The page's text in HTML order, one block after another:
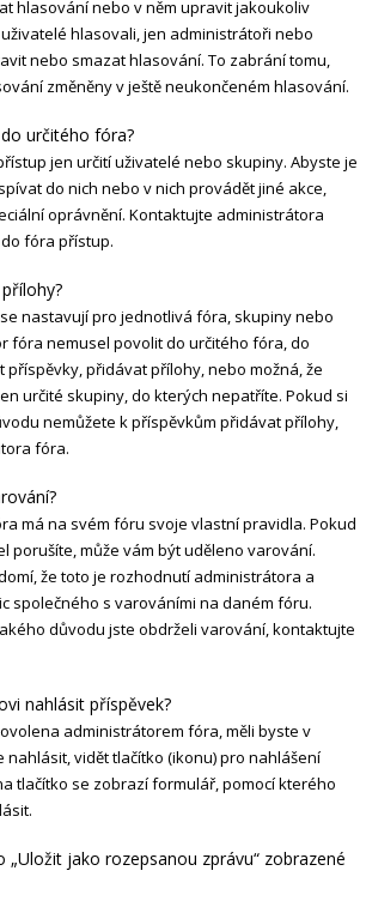
hlasování nebo v něm upravit jakoukoliv
hlasovali, jen administrátoři nebo
nebo smazat hlasování. To zabrání tomu,
změněny v ještě neukončeném hlasování.
určitého fóra?
jen určití uživatelé nebo skupiny. Abyste je
do nich nebo v nich provádět jiné akce,
oprávnění. Kontaktujte administrátora
fóra přístup.
nastavují pro jednotlivá fóra, skupiny nebo
fóra nemusel povolit do určitého fóra, do
přidávat přílohy, nebo možná, že
určité skupiny, do kterých nepatříte. Pokud si
nemůžete k příspěvkům přidávat přílohy,
fóra.
má na svém fóru svoje vlastní pravidla. Pokud
porušíte, může vám být uděleno varování.
že toto je rozhodnutí administrátora a
společného s varováními na daném fóru.
důvodu jste obdrželi varování, kontaktujte
nahlásit příspěvek?
administrátorem fóra, měli byste v
nahlásit, vidět tlačítko (ikonu) pro nahlášení
tlačítko se zobrazí formulář, pomocí kterého
„Uložit jako rozepsanou zprávu“ zobrazené